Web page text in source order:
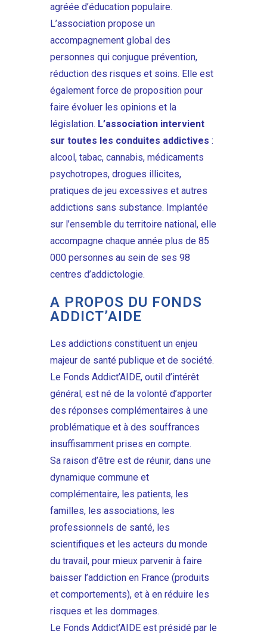
agréée d’éducation populaire.
L’association propose un
accompagnement global des
personnes qui conjugue prévention,
réduction des risques et soins. Elle est
également force de proposition pour
faire évoluer les opinions et la
législation. L’association intervient
sur toutes les conduites addictives :
alcool, tabac, cannabis, médicaments
psychotropes, drogues illicites,
pratiques de jeu excessives et autres
addictions sans substance. Implantée
sur l’ensemble du territoire national, elle
accompagne chaque année plus de 85
000 personnes au sein de ses 98
centres d’addictologie.
A PROPOS DU FONDS
ADDICT’AIDE
Les addictions constituent un enjeu
majeur de santé publique et de société.
Le Fonds Addict’AIDE, outil d’intérêt
général, est né de la volonté d’apporter
des réponses complémentaires à une
problématique et à des souffrances
insuffisamment prises en compte.
Sa raison d’être est de réunir, dans une
dynamique commune et
complémentaire, les patients, les
familles, les associations, les
professionnels de santé, les
scientifiques et les acteurs du monde
du travail, pour mieux parvenir à faire
baisser l’addiction en France (produits
et comportements), et à en réduire les
risques et les dommages.
Le Fonds Addict’AIDE est présidé par le